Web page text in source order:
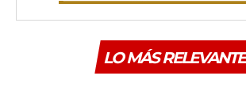
LO MÁS RELEVANTE